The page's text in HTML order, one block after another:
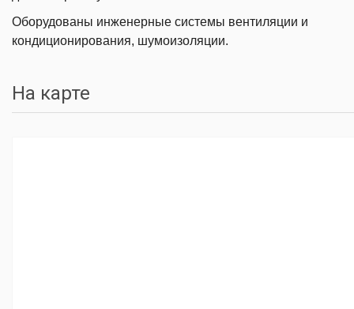
Оборудованы инженерные системы вентиляции и
кондиционирования, шумоизоляции.
На карте